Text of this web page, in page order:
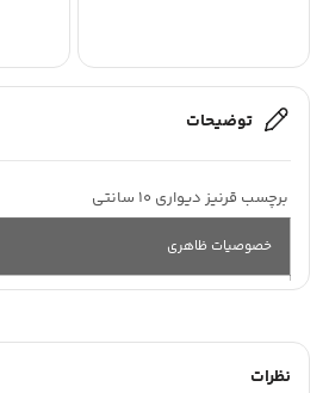
توضیحات
برچسب قرنیز دیواری 10 سانتی
خصوصیات ظاهری
نظرات